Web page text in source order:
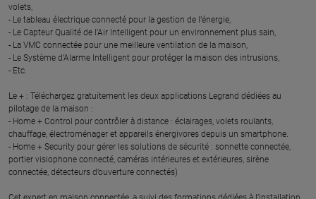
volets,
- Le tableau électrique connecté pour la gestion de l’énergie,
- Le Capteur Qualité de l’Air Intelligent pour un environnement plus sain,
- La VMC connectée pour une meilleure ventilation de la maison,
- Le Système d’Alarme Intelligent pour protéger la maison des intrusions,
- Etc.
Le + : Téléchargez gratuitement les deux applications Legrand dédiées au
pilotage de la maison :
- Home + Control pour contrôler à distance : éclairages, volets roulants,
chauffage, électroménager et appareils énergivores depuis un smartphone.
- Home + Security pour gérer les solutions de sécurité : sonnette connectée,
portier visiophone connecté, caméras intérieures et extérieures, sirène
connectée, détecteurs d’ouverture connectés)